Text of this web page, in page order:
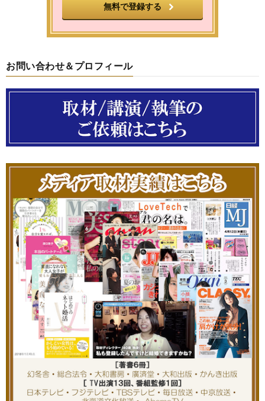
お問い合わせ＆プロフィール